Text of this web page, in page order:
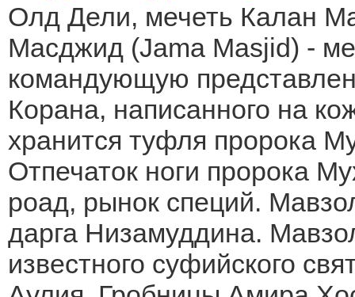
Олд Дели, мечеть Калан
Масджид (Jama Masjid) -
командующую
Корана, написанного на
хранится туфля пророка
Отпечаток ноги пророка
роад, рынок специй.
дарга Низамуддина.
известного суфийского